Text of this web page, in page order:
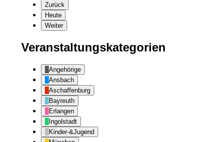
Zurück
Heute
Weiter
Veranstaltungskategorien
Angehörige
Ansbach
Aschaffenburg
Bayreuth
Erlangen
Ingolstadt
Kinder-&Jugend